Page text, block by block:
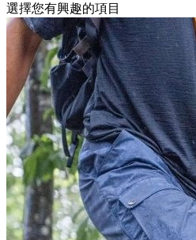
選擇您有興趣的項目